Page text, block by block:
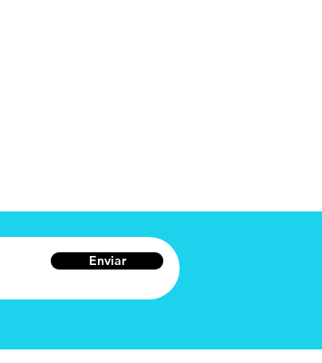
Enviar